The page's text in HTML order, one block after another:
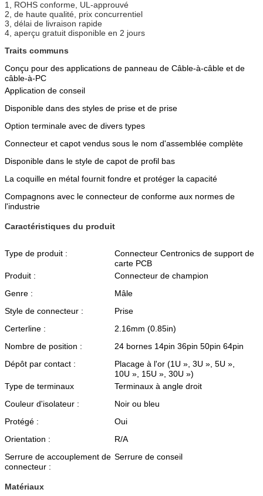
1, ROHS conforme, UL-approuvé
2, de haute qualité, prix concurrentiel
3, délai de livraison rapide
4, aperçu gratuit disponible en 2 jours
Traits communs
Conçu pour des applications de panneau de Câble-à-câble et de
câble-à-PC
Application de conseil
Disponible dans des styles de prise et de prise
Option terminale avec de divers types
Connecteur et capot vendus sous le nom d'assemblée complète
Disponible dans le style de capot de profil bas
La coquille en métal fournit fondre et protéger la capacité
Compagnons avec le connecteur de conforme aux normes de
l'industrie
Caractéristiques du produit
Type de produit :
Connecteur Centronics de support de
carte PCB
Produit :
Connecteur de champion
Genre :
Mâle
Style de connecteur :
Prise
Certerline :
2.16mm (0.85in)
Nombre de position :
24 bornes 14pin 36pin 50pin 64pin
Dépôt par contact :
Placage à l'or (1U », 3U », 5U »,
10U », 15U », 30U »)
Type de terminaux
Terminaux à angle droit
Couleur d'isolateur :
Noir ou bleu
Protégé :
Oui
Orientation :
R/A
Serrure de accouplement de
connecteur :
Serrure de conseil
Matériaux